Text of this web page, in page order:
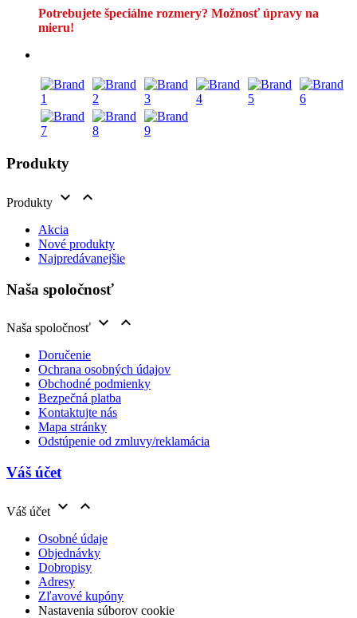
Potrebujete špeciálne rozmery? Možnosť úpravy na
mieru!
Produkty
Produkty  
Akcia
Nové produkty
Najpredávanejšie
Naša spoločnosť
Naša spoločnosť  
Doručenie
Ochrana osobných údajov
Obchodné podmienky
Bezpečná platba
Kontaktujte nás
Mapa stránky
Odstúpenie od zmluvy/reklamácia
Váš účet
Váš účet  
Osobné údaje
Objednávky
Dobropisy
Adresy
Zľavové kupóny
Nastavenia súborov cookie